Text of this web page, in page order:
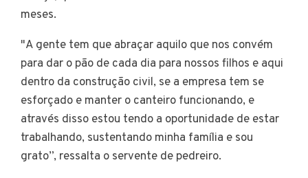
meses.
"A gente tem que abraçar aquilo que nos convém
para dar o pão de cada dia para nossos filhos e aqui
dentro da construção civil, se a empresa tem se
esforçado e manter o canteiro funcionando, e
através disso estou tendo a oportunidade de estar
trabalhando, sustentando minha família e sou
grato”, ressalta o servente de pedreiro.